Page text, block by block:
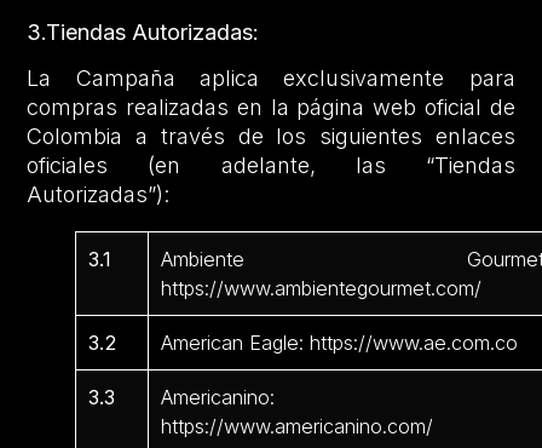
3.Tiendas Autorizadas:
La Campaña aplica exclusivamente para
compras realizadas en la página web oficial de
Colombia a través de los siguientes enlaces
oficiales (en adelante, las “Tiendas
Autorizadas”):
3.1
Ambiente
https://www.ambientegourmet.com/
3.2 American Eagle: https://www.ae.com.co
3.3
Americanino:
https://www.americanino.com/